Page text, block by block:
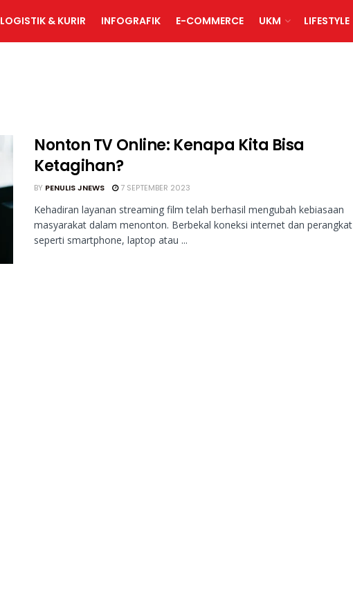
LOGISTIK & KURIR INFOGRAFIK E-COMMERCE UKM LIFESTYLE
Nonton TV Online: Kenapa Kita Bisa
Ketagihan?
BY PENULIS JNEWS 7 SEPTEMBER 2023
Kehadiran layanan streaming film telah berhasil mengubah kebiasaan
masyarakat dalam menonton. Berbekal koneksi internet dan perangkat
seperti smartphone, laptop atau ...